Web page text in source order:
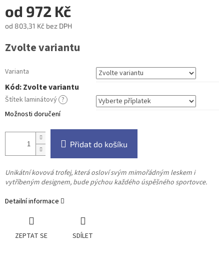
od 972 Kč
od 803,31 Kč bez DPH
cena:
Zvolte variantu
Varianta
Kód:Zvolte variantu
Štítek laminátový ?
Možnosti doručení
Přidat do košíku
Unikátní kovová trofej, která osloví svým mimořádným leskem i
vytříbeným designem, bude pýchou každého úspěšného sportovce.
Detailní informace
ZEPTAT SE SDÍLET